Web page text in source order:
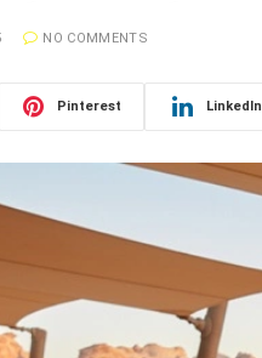
NO COMMENTS
Pinterest LinkedIn